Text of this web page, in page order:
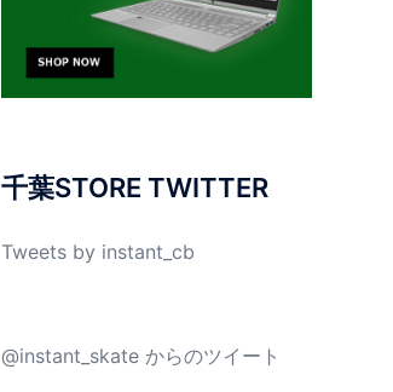
千葉STORE TWITTER
Tweets by instant_cb
@instant_skate からのツイート